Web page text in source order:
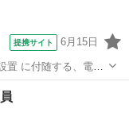
提携サイト 6月15日
置 に付随する、電気